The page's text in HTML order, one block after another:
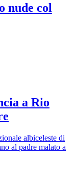
nude col
a Rio
albiceleste di
al padre malato a